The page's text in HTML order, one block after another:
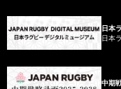
日本
日本
中期